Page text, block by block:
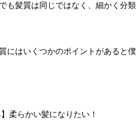
も髪質は同じではなく、細かく分類
にはいくつかのポイントがあると僕